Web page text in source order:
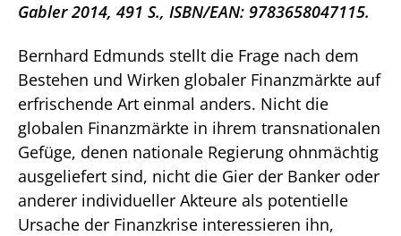
Gabler 2014, 491 S., ISBN/EAN: 9783658047115.
Bernhard Edmunds stellt die Frage nach dem
Bestehen und Wirken globaler Finanzmärkte auf
erfrischende Art einmal anders. Nicht die
globalen Finanzmärkte in ihrem transnationalen
Gefüge, denen nationale Regierung ohnmächtig
ausgeliefert sind, nicht die Gier der Banker oder
anderer individueller Akteure als potentielle
Ursache der Finanzkrise interessieren ihn,